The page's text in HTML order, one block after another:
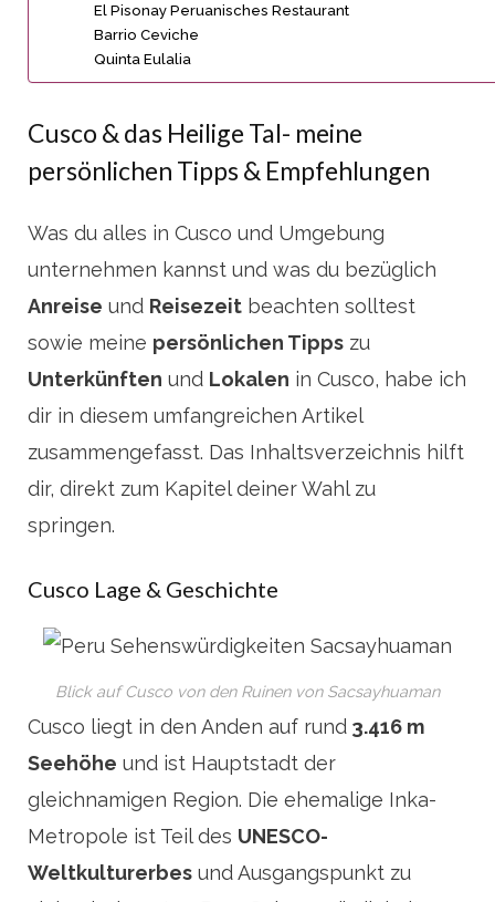
El Pisonay Peruanisches Restaurant
Barrio Ceviche
Quinta Eulalia
Cusco & das Heilige Tal- meine
persönlichen Tipps & Empfehlungen
Was du alles in Cusco und Umgebung
unternehmen kannst und was du bezüglich
Anreise und Reisezeit beachten solltest
sowie meine persönlichen Tipps zu
Unterkünften und Lokalen in Cusco, habe ich
dir in diesem umfangreichen Artikel
zusammengefasst. Das Inhaltsverzeichnis hilft
dir, direkt zum Kapitel deiner Wahl zu
springen.
Cusco Lage & Geschichte
Blick auf Cusco von den Ruinen von Sacsayhuaman
Cusco liegt in den Anden auf rund 3.416 m
Seehöhe und ist Hauptstadt der
gleichnamigen Region. Die ehemalige Inka-
Metropole ist Teil des UNESCO-
Weltkulturerbes und Ausgangspunkt zu